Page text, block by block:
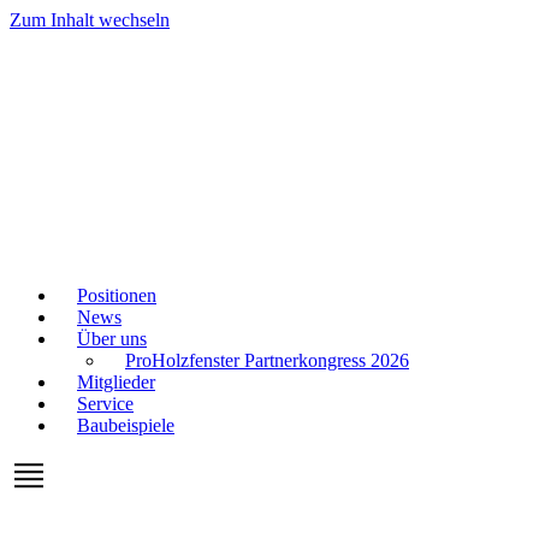
Zum Inhalt wechseln
Positionen
News
Über uns
ProHolzfenster Partnerkongress 2026
Mitglieder
Service
Baubeispiele